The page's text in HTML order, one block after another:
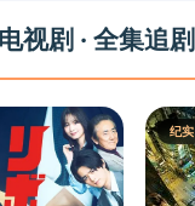
视剧 · 全集追剧
纪实